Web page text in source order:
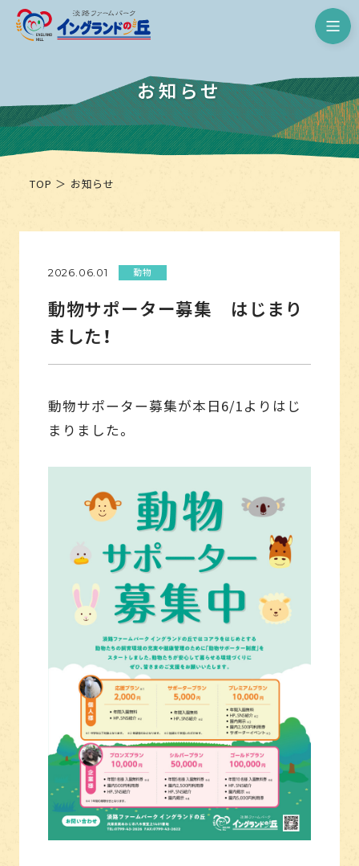
淡路ファームパーク イングラン
お知らせ
TOP お知らせ
2026.06.01 動物
動物サポーター募集 はじまり
ました！
動物サポーター募集が本日6/1よりはじ
まりました。